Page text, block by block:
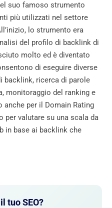
suo famoso strumento
più utilizzati nel settore
lo strumento era
del profilo di backlink di
molto ed è diventato
di eseguire diverse
backlink, ricerca di parole
monitoraggio del ranking e
anche per il Domain Rating
per valutare su una scala da
in base ai backlink che
tuo SEO?